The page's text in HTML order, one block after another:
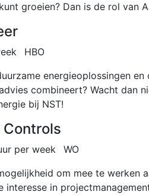
groeien? Dan is de rol van
HBO
energieoplossingen
combineert? Wacht dan
bij NST!
per week
WO
om mee te werken
interesse in